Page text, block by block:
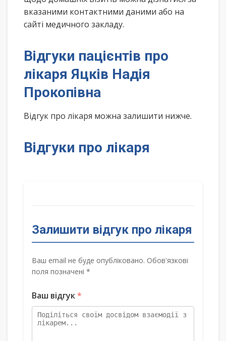
вказаними контактними даними або на
сайті медичного закладу.
Відгуки пацієнтів про
лікаря Яцків Надія
Прокопівна
Відгук про лікаря можна залишити нижче.
Відгуки про лікаря
Залишити відгук про лікаря
Ваш email не буде опубліковано. Обов'язкові
поля позначені *
Ваш відгук*